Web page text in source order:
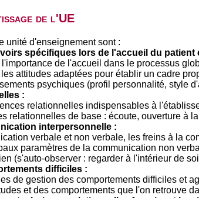
de l'UE
unité d'enseignement sont :
spécifiques lors de l'accueil du patient
de l'accueil dans le processus
attitudes adaptées pour établir un cadre
psychiques (profil personnalité, style
:
relationnelles indispensables à
relationnelles de base : écoute, ouverture à
interpersonnelle :
verbale et non verbale, les freins à la
paramètres de la communication non
(s'auto-observer : regarder à l'intérieur de
difficiles :
de gestion des comportements difficiles et
et des comportements que l'on retrouve